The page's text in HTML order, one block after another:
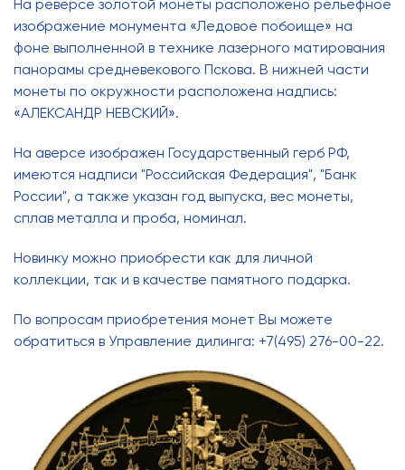
На реверсе золотой монеты расположено рельефное
изображение монумента «Ледовое побоище» на
фоне выполненной в технике лазерного матирования
панорамы средневекового Пскова. В нижней части
монеты по окружности расположена надпись:
«АЛЕКСАНДР НЕВСКИЙ».
На аверсе изображен Государственный герб РФ,
имеются надписи "Российская Федерация", "Банк
России", а также указан год выпуска, вес монеты,
сплав металла и проба, номинал.
Новинку можно приобрести как для личной
коллекции, так и в качестве памятного подарка.
По вопросам приобретения монет Вы можете
обратиться в Управление дилинга: +7(495) 276-00-22.